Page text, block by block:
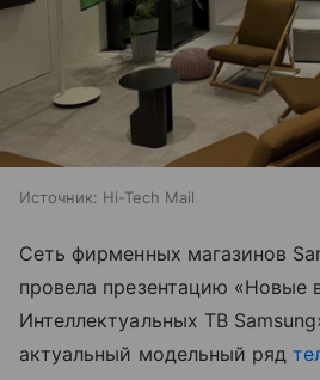
Источник: Hi-Tech Mail
Сеть фирменных магазинов
провела презентацию «Новые
Интеллектуальных ТВ
актуальный модельный ряд